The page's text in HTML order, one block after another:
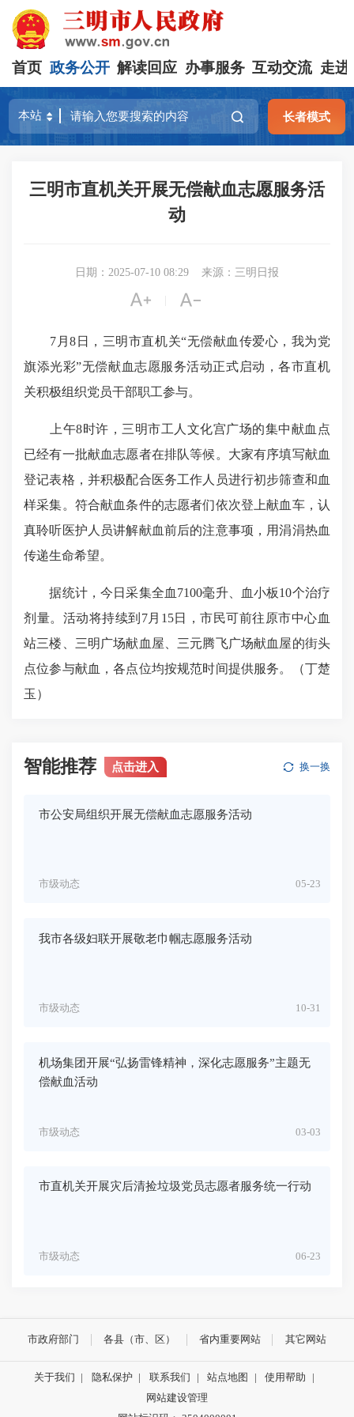
首页 政务公开 解读回应 办事服务 互动交流 走进
长者模式
三明市直机关开展无偿献血志愿服务活
动
日期：2025-07-10 08:29 来源：三明日报
 
7月8日，三明市直机关“无偿献血传爱心，我为党
旗添光彩”无偿献血志愿服务活动正式启动，各市直机
关积极组织党员干部职工参与。
上午8时许，三明市工人文化宫广场的集中献血点
已经有一批献血志愿者在排队等候。大家有序填写献血
登记表格，并积极配合医务工作人员进行初步筛查和血
样采集。符合献血条件的志愿者们依次登上献血车，认
真聆听医护人员讲解献血前后的注意事项，用涓涓热血
传递生命希望。
据统计，今日采集全血7100毫升、血小板10个治疗
剂量。活动将持续到7月15日，市民可前往原市中心血
站三楼、三明广场献血屋、三元腾飞广场献血屋的街头
点位参与献血，各点位均按规范时间提供服务。（丁楚
玉）
智能推荐 点击进入 换一换
市公安局组织开展无偿献血志愿服务活动
05-23
市级动态
我市各级妇联开展敬老巾帼志愿服务活动
10-31
市级动态
机场集团开展“弘扬雷锋精神，深化志愿服务”主题无
偿献血活动
03-03
市级动态
市直机关开展灾后清捡垃圾党员志愿者服务统一行动
06-23
市级动态
市政府部门 各县（市、区） 省内重要网站 其它网站
关于我们 | 隐私保护 | 联系我们 | 站点地图 | 使用帮助
|
网站建设管理